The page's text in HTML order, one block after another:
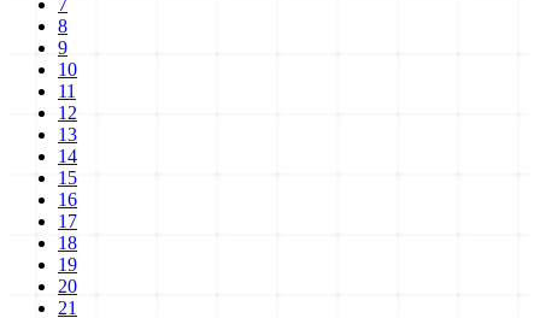
8
9
10
11
12
13
14
15
16
17
18
19
20
21